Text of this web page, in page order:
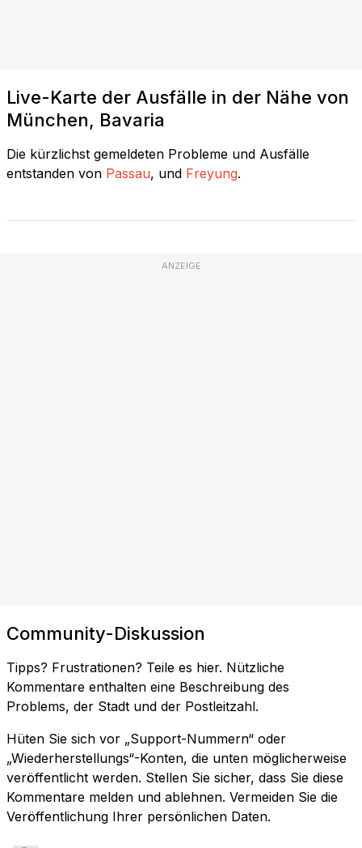
Live-Karte der Ausfälle in der Nähe von
München, Bavaria
Die kürzlichst gemeldeten Probleme und Ausfälle
entstanden von Passau, und Freyung.
ANZEIGE
Community-Diskussion
Tipps? Frustrationen? Teile es hier. Nützliche
Kommentare enthalten eine Beschreibung des
Problems, der Stadt und der Postleitzahl.
Hüten Sie sich vor „Support-Nummern“ oder
„Wiederherstellungs“-Konten, die unten möglicherweise
veröffentlicht werden. Stellen Sie sicher, dass Sie diese
Kommentare melden und ablehnen. Vermeiden Sie die
Veröffentlichung Ihrer persönlichen Daten.